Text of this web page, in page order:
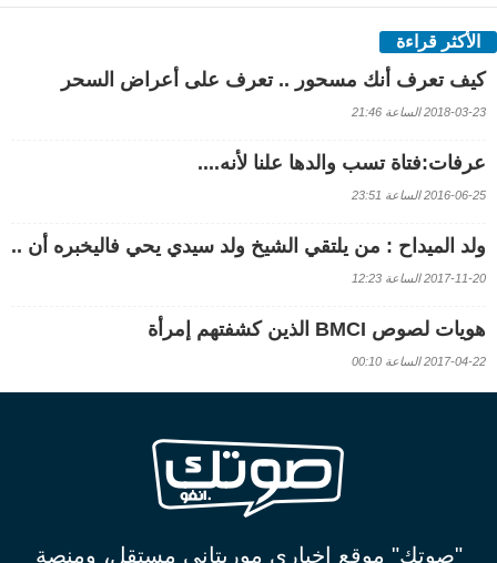
الأكثر قراءة
كيف تعرف أنك مسحور .. تعرف على أعراض السحر
2018-03-23 الساعة 21:46
عرفات:فتاة تسب والدها علنا لأنه....
2016-06-25 الساعة 23:51
ولد الميداح : من يلتقي الشيخ ولد سيدي يحي فاليخبره أن ..
2017-11-20 الساعة 12:23
هويات لصوص BMCI الذين كشفتهم إمرأة
2017-04-22 الساعة 00:10
"صوتك" موقع اخباري موريتاني مستقل، ومنصة